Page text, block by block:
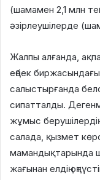
(шамамен 2,1 млн
әзірлеушілерде
Жалпы алғанда,
еңбек
салыстырғанда
сипатталды.
жұмыс берушілердің
салада, қызмет
мамандықтарында
жағынан елдің